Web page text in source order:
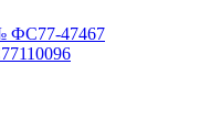
ФС77-47467